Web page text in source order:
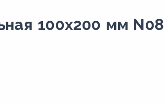
100х200 мм